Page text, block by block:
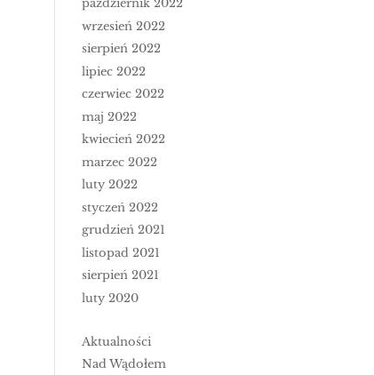
październik 2022
wrzesień 2022
sierpień 2022
lipiec 2022
czerwiec 2022
maj 2022
kwiecień 2022
marzec 2022
luty 2022
styczeń 2022
grudzień 2021
listopad 2021
sierpień 2021
luty 2020
Aktualności
Nad Wądołem